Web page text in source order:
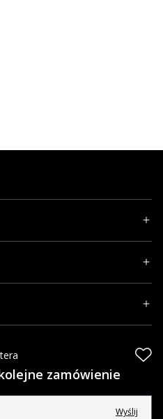
zamówienie
Wyślij